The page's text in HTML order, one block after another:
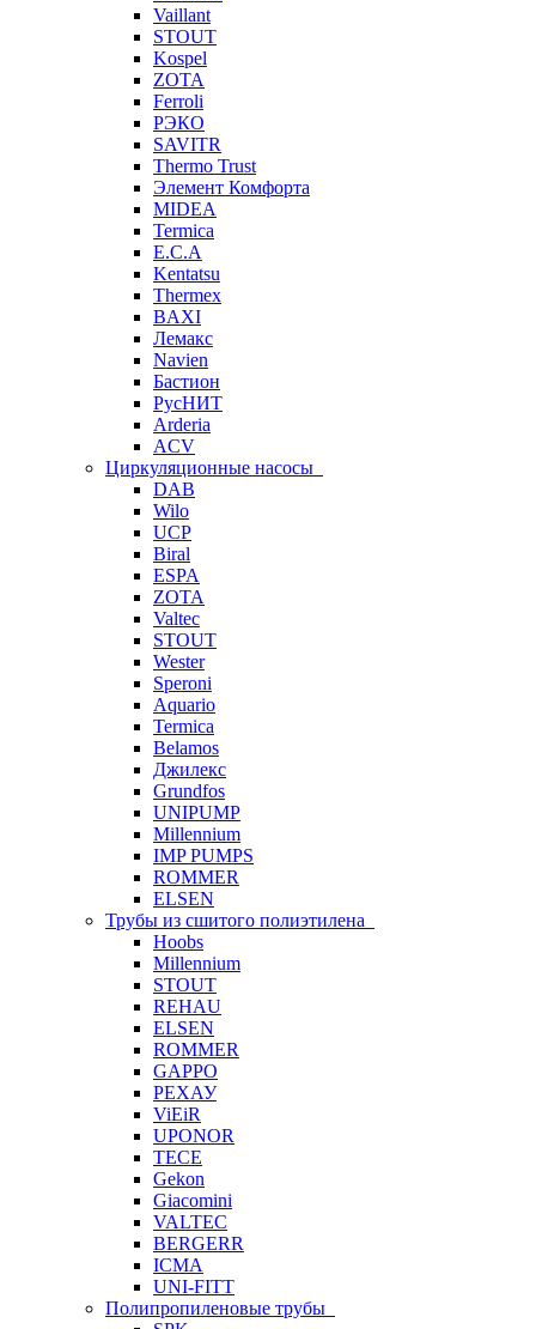
Vaillant
STOUT
Kospel
ZOTA
Ferroli
РЭКО
SAVITR
Thermo Trust
Элемент Комфорта
MIDEA
Termica
E.C.A
Kentatsu
Thermex
BAXI
Лемакс
Navien
Бастион
РусНИТ
Arderia
ACV
Циркуляционные насосы
DAB
Wilo
UCP
Biral
ESPA
ZOTA
Valtec
STOUT
Wester
Speroni
Aquario
Termica
Belamos
Джилекс
Grundfos
UNIPUMP
Millennium
IMP PUMPS
ROMMER
ELSEN
Трубы из сшитого полиэтилена
Hoobs
Millennium
STOUT
REHAU
ELSEN
ROMMER
GAPPO
РЕХАУ
ViEiR
UPONOR
TECE
Gekon
Giacomini
VALTEC
BERGERR
ICMA
UNI-FITT
Полипропиленовые трубы